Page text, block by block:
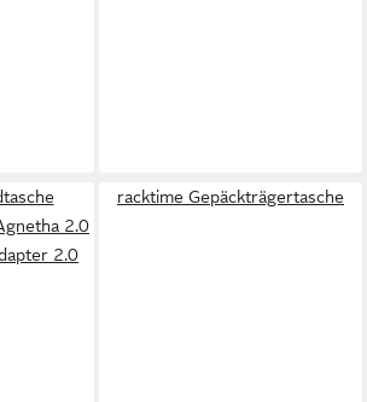
2.0
2.0
racktime Gepäckträgertasche